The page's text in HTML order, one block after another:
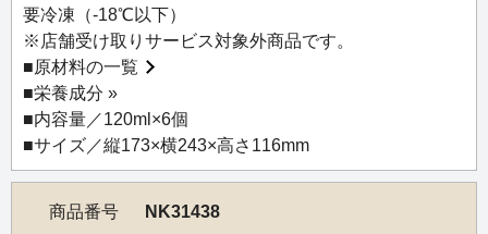
新しく定番となった「抹茶 八女 おくみどり」と定番3種を
セットにした「グラス＆ソルベ 抹茶 八女 おくみどり 特別
セット」は、北海道・ニセコの工房より全国に直送いたし
ます。
NK31425 グラス＆ソルベ 抹茶 八女 おくみどり
3個
NK31223 グラス&ソルベ 「焙じ茶 鬼の焙煎」
要冷凍（-18℃以下）
※店舗受け取りサービス対象外商品です。
■原材料の一覧
■栄養成分 »
■内容量／120ml×6個
■サイズ／縦173×横243×高さ116mm
商品番号
NK31438